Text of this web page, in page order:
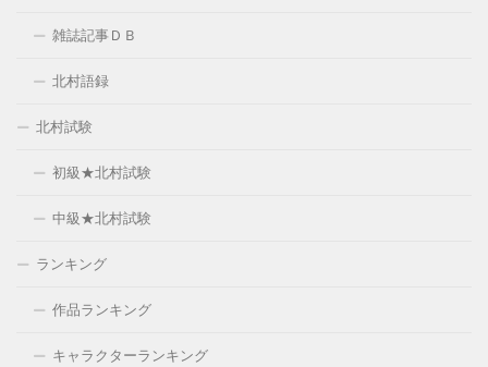
雑誌記事ＤＢ
北村語録
北村試験
初級★北村試験
中級★北村試験
ランキング
作品ランキング
キャラクターランキング